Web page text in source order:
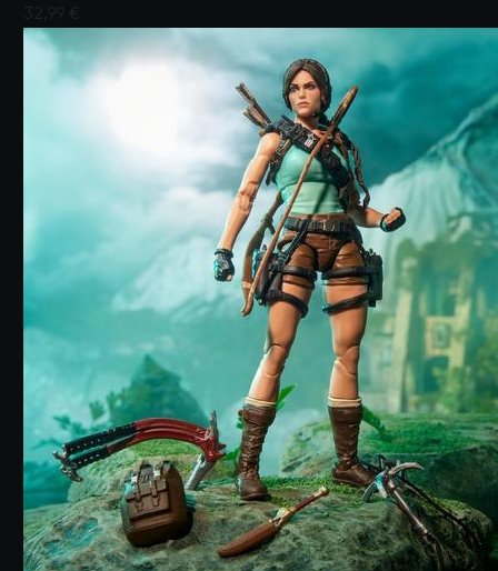
32,99 €
Valutato dai clienti con un punteggio di 5 su 5